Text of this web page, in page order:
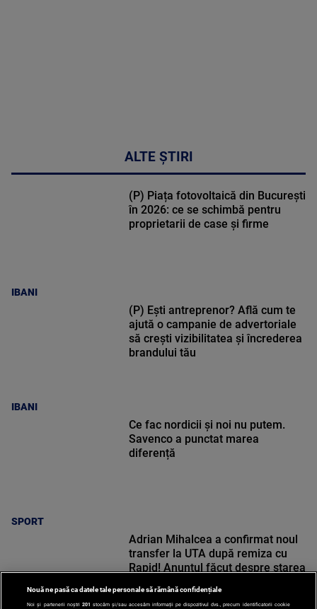
ALTE ȘTIRI
IBANI
(P) Piața fotovoltaică din București
în 2026: ce se schimbă pentru
proprietarii de case și firme
IBANI
(P) Ești antreprenor? Află cum te
ajută o campanie de advertoriale
să crești vizibilitatea și încrederea
brandului tău
SPORT
Ce fac nordicii și noi nu putem.
Savenco a punctat marea
diferență
Adrian Mihalcea a confirmat noul
transfer la UTA după remiza cu
Rapid! Anunțul făcut despre starea
Nouă ne pasă ca datele tale personale să rămână confidențiale
Noi și partenerii noștri 201 stocăm și/sau accesăm informații pe dispozitivul dvs., precum identificatorii cookie